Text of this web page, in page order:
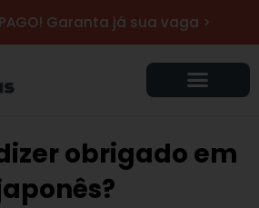
Garanta já sua vaga >
obrigado em